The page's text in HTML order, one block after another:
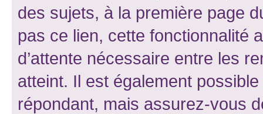
des sujets, à la première page
pas ce lien, cette fonctionnalité
d’attente nécessaire entre les
atteint. Il est également
répondant, mais assurez-vous